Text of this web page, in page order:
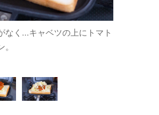
なく...キャベツの上にトマト